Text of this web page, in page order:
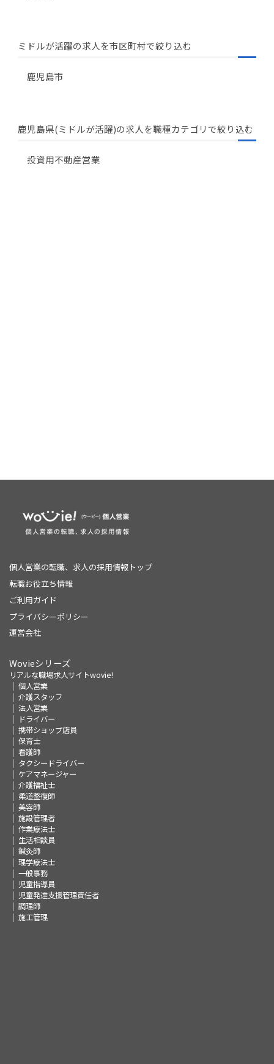
ミドルが活躍の求人を市区町村で絞り込む
鹿児島市
鹿児島県(ミドルが活躍)の求人を職種カテゴリで絞り込む
投資用不動産営業
個人営業の転職、求人の採用情報トップ
転職お役立ち情報
ご利用ガイド
プライバシーポリシー
運営会社
Wovieシリーズ
リアルな職場求人サイトwovie!
個人営業
介護スタッフ
法人営業
ドライバー
携帯ショップ店員
保育士
看護師
タクシードライバー
ケアマネージャー
介護福祉士
柔道整復師
美容師
施設管理者
作業療法士
生活相談員
鍼灸師
理学療法士
一般事務
児童指導員
児童発達支援管理責任者
調理師
施工管理